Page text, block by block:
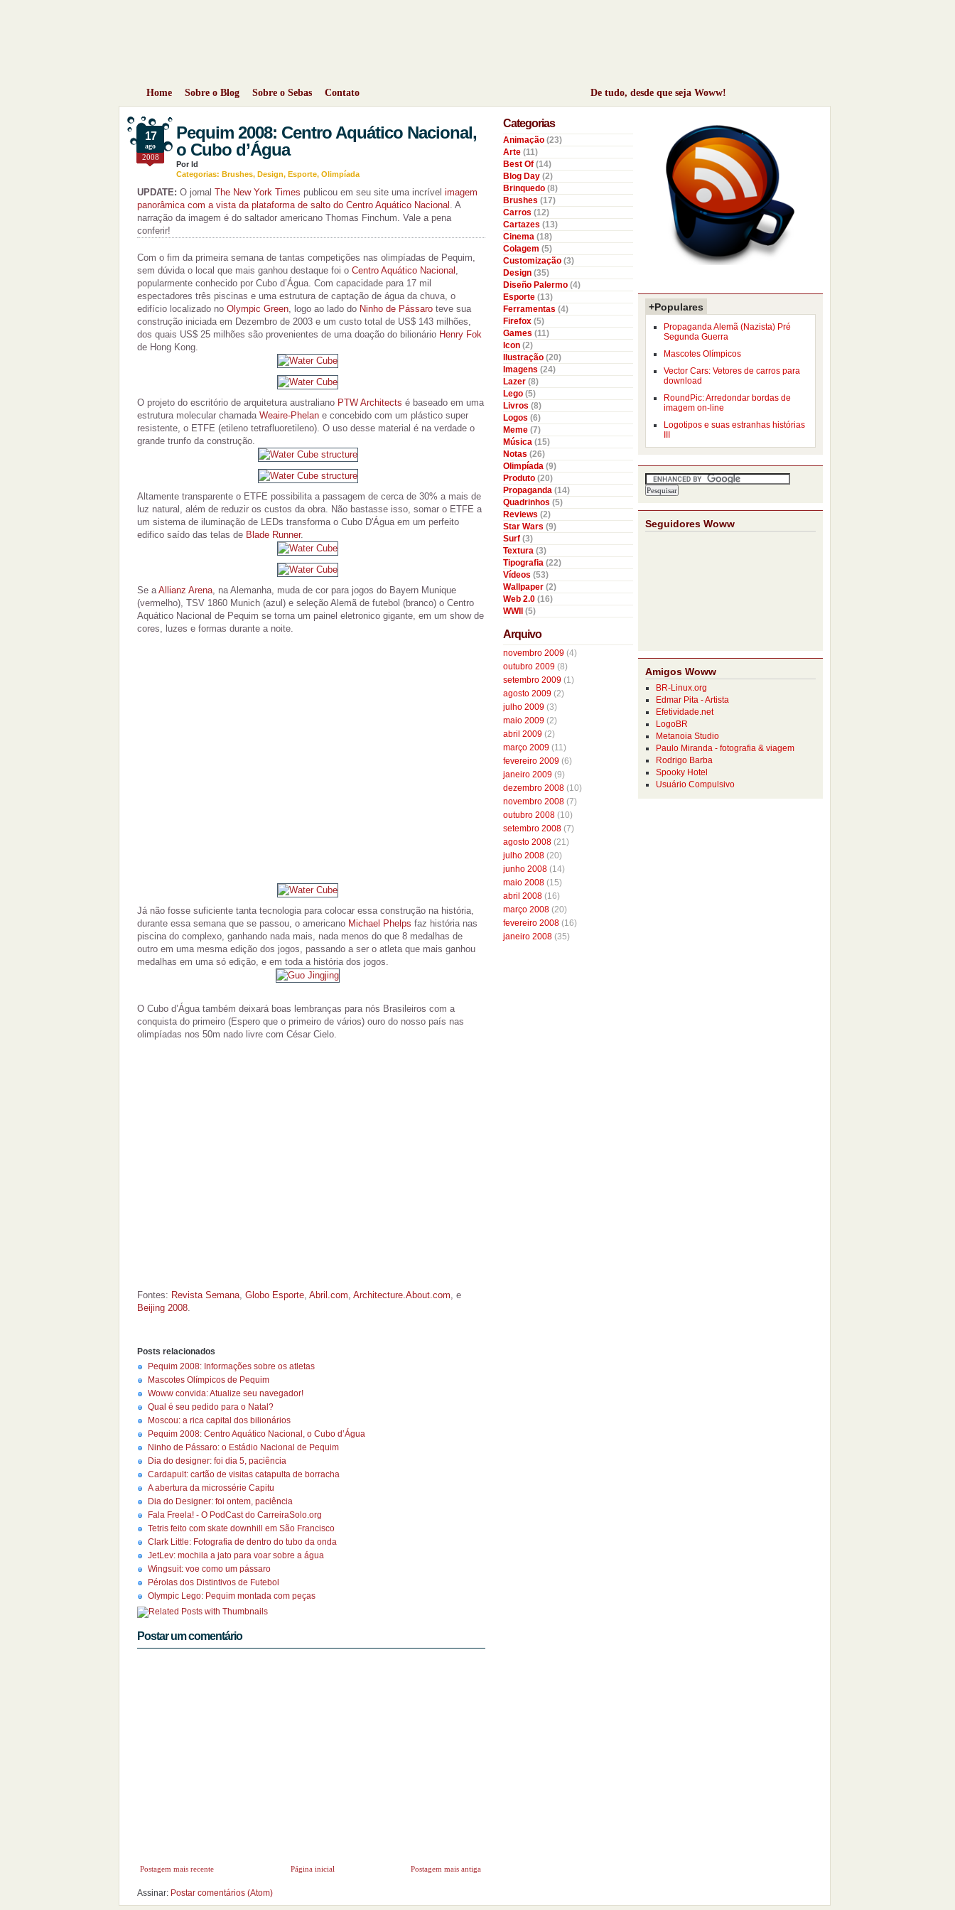
De tudo, desde que seja Woww!
Home Sobre o Blog Sobre o Sebas Contato
Pequim 2008: Centro Aquático Nacional,
o Cubo d’Água
17
ago
2008
Por Id
Categorias: Brushes, Design, Esporte, Olimpíada
UPDATE: O jornal The New York Times publicou em seu site uma incrível imagem
panorâmica com a vista da plataforma de salto do Centro Aquático Nacional . A
narração da imagem é do saltador americano Thomas Finchum. Vale a pena
conferir!
Com o fim da primeira semana de tantas competições nas olimpíadas de Pequim,
sem dúvida o local que mais ganhou destaque foi o Centro Aquático Nacional ,
popularmente conhecido por Cubo d’Água. Com capacidade para 17 mil
espectadores três piscinas e uma estrutura de captação de água da chuva, o
edifício localizado no Olympic Green, logo ao lado do Ninho de Pássaro teve sua
construção iniciada em Dezembro de 2003 e um custo total de US$ 143 milhões,
dos quais US$ 25 milhões são provenientes de uma doação do bilionário Henry Fok
de Hong Kong.
O projeto do escritório de arquitetura australiano PTW Architects é baseado em uma
estrutura molecular chamada Weaire-Phelan e concebido com um plástico super
resistente, o ETFE (etileno tetrafluoretileno). O uso desse material é na verdade o
grande trunfo da construção.
Altamente transparente o ETFE possibilita a passagem de cerca de 30% a mais de
luz natural, além de reduzir os custos da obra. Não bastasse isso, somar o ETFE a
um sistema de iluminação de LEDs transforma o Cubo D'Água em um perfeito
edifico saído das telas de Blade Runner.
Se aAllianz Arena, na Alemanha, muda de cor para jogos do Bayern Munique
(vermelho), TSV 1860 Munich (azul) e seleção Alemã de futebol (branco) o Centro
Aquático Nacional de Pequim se torna um painel eletronico gigante, em um show de
cores, luzes e formas durante a noite.
Já não fosse suficiente tanta tecnologia para colocar essa construção na história,
durante essa semana que se passou, o americano Michael Phelps faz história nas
piscina do complexo, ganhando nada mais, nada menos do que 8 medalhas de
outro em uma mesma edição dos jogos, passando a ser o atleta que mais ganhou
medalhas em uma só edição, e em toda a história dos jogos.
O Cubo d’Água também deixará boas lembranças para nós Brasileiros com a
conquista do primeiro (Espero que o primeiro de vários) ouro do nosso país nas
olimpíadas nos 50m nado livre com César Cielo.
Fontes: Revista Semana, Globo Esporte, Abril.com, Architecture.About.com, e
Beijing 2008.
Posts relacionados
Pequim 2008: Informações sobre os atletas
Mascotes Olímpicos de Pequim
Woww convida: Atualize seu navegador!
Qual é seu pedido para o Natal?
Moscou: a rica capital dos bilionários
Pequim 2008: Centro Aquático Nacional, o Cubo d’Água
Ninho de Pássaro: o Estádio Nacional de Pequim
Dia do designer: foi dia 5, paciência
Cardapult: cartão de visitas catapulta de borracha
A abertura da microssérie Capitu
Dia do Designer: foi ontem, paciência
Fala Freela! - O PodCast do CarreiraSolo.org
Tetris feito com skate downhill em São Francisco
Clark Little: Fotografia de dentro do tubo da onda
JetLev: mochila a jato para voar sobre a água
Wingsuit: voe como um pássaro
Pérolas dos Distintivos de Futebol
Olympic Lego: Pequim montada com peças
Postar um comentário
Postagem mais recente Postagem mais antiga
Página inicial
Assinar: Postar comentários (Atom)
+Populares
Propaganda Alemã (Nazista) Pré
Segunda Guerra
Mascotes Olímpicos
Vector Cars: Vetores de carros para
download
RoundPic: Arredondar bordas de
imagem on-line
Logotipos e suas estranhas histórias
Seguidores Woww
Amigos Woww
BR-Linux.org
Edmar Pita - Artista
Efetividade.net
LogoBR
Metanoia Studio
Paulo Miranda - fotografia & viagem
Rodrigo Barba
Spooky Hotel
Usuário Compulsivo
Categorias
Animação (23)
Arte (11)
Best Of (14)
Blog Day (2)
Brinquedo (8)
Brushes (17)
Carros (12)
Cartazes (13)
Cinema (18)
Colagem (5)
Customização (3)
Design (35)
Diseño Palermo (4)
Esporte (13)
Ferramentas (4)
Firefox (5)
Games (11)
Icon (2)
Ilustração (20)
Imagens (24)
Lazer (8)
Lego (5)
Livros (8)
Logos (6)
Meme (7)
Música (15)
Notas (26)
Olimpíada (9)
Produto (20)
Propaganda (14)
Quadrinhos (5)
Reviews (2)
Star Wars (9)
Surf (3)
Textura (3)
Tipografia (22)
Vídeos (53)
Wallpaper (2)
Web 2.0 (16)
WWII (5)
Arquivo
novembro 2009 (4)
outubro 2009 (8)
setembro 2009 (1)
agosto 2009 (2)
julho 2009 (3)
maio 2009 (2)
abril 2009 (2)
março 2009 (11)
fevereiro 2009 (6)
janeiro 2009 (9)
dezembro 2008 (10)
novembro 2008 (7)
outubro 2008 (10)
setembro 2008 (7)
agosto 2008 (21)
julho 2008 (20)
junho 2008 (14)
maio 2008 (15)
abril 2008 (16)
março 2008 (20)
fevereiro 2008 (16)
janeiro 2008 (35)